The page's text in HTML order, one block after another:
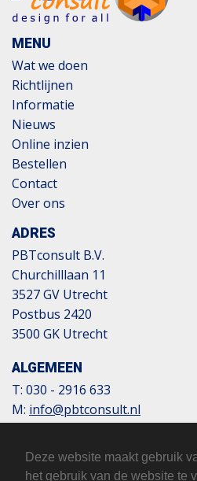
Deze website maakt gebruik
het gebruik van de website te
MENU
Wat we doen
Richtlijnen
Informatie
Nieuws
Online inzien
Bestellen
Contact
Over ons
ADRES
PBTconsult B.V.
Churchilllaan 11
3527 GV Utrecht
Postbus 2420
3500 GK Utrecht
ALGEMEEN
T: 030 - 2916 633
M: info@pbtconsult.nl
BTW: 817124305B01
KvK: 32110854